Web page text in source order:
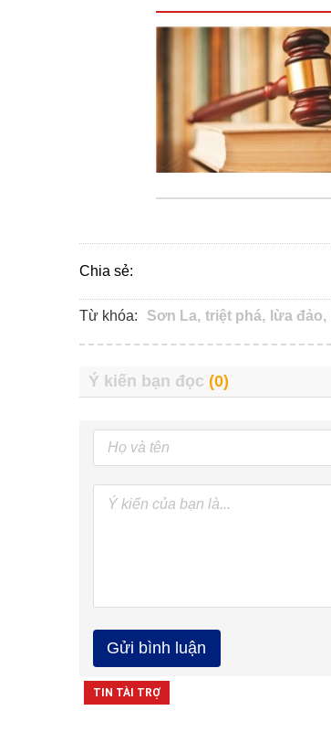
Chia sẻ:
Từ khóa: Sơn La, triệt phá, lừa đảo,